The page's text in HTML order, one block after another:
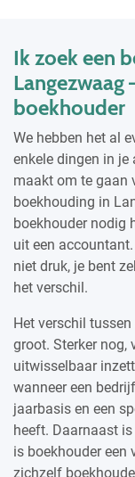
Ik zoek een
boekhouder
We hebben het al
enkele dingen in je
maakt om te gaan
boekhouding in
boekhouder nodig
uit een
niet druk, je bent
het verschil.
Het verschil
groot. Sterker nog,
uitwisselbaar
wanneer een
jaarbasis en een
heeft. Daarnaast
is boekhouder een
zichzelf